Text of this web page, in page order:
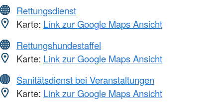
Rettungsdienst
Karte: Link zur Google Maps Ansicht
Rettungshundestaffel
Karte: Link zur Google Maps Ansicht
Sanitätsdienst bei Veranstaltungen
Karte: Link zur Google Maps Ansicht